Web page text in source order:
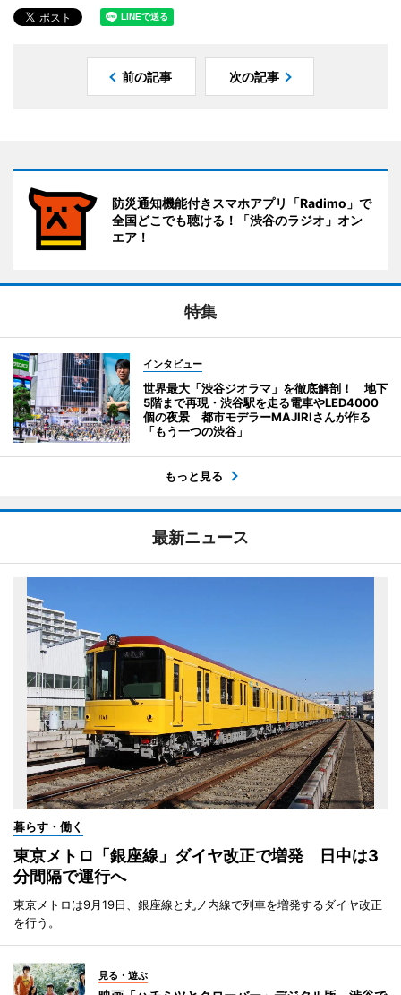
前の記事 次の記事
防災通知機能付きスマホアプリ「Radimo」で
全国どこでも聴ける！「渋谷のラジオ」オン
エア！
特集
インタビュー
世界最大「渋谷ジオラマ」を徹底解剖！ 地下
5階まで再現・渋谷駅を走る電車やLED4000
個の夜景 都市モデラーMAJIRIさんが作る
「もう一つの渋谷」
もっと見る
最新ニュース
暮らす・働く
東京メトロ「銀座線」ダイヤ改正で増発 日中は3
分間隔で運行へ
東京メトロは9月19日、銀座線と丸ノ内線で列車を増発するダイヤ改正
を行う。
見る・遊ぶ